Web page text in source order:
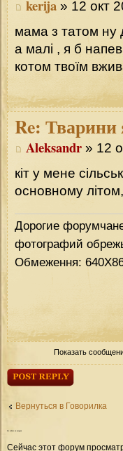
kerija » 12 окт
мама з татом ну
а малі , я б
котом твоїм
Re: Тварини
Aleksandr » 12
кіт у мене
основному літом,
Дорогие
фотографий
Обмеження:
Показать
Ответить
Вернуться в Говорилка
Кто сейчас на форуме
Сейчас этот форум